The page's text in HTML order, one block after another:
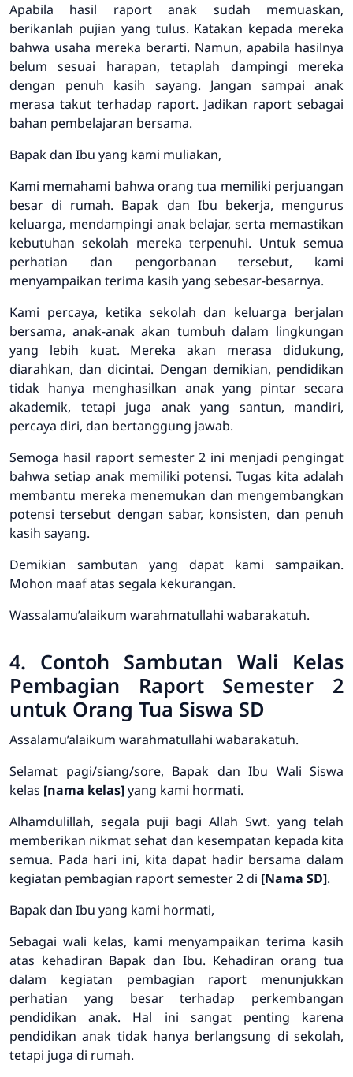
Apabila hasil raport anak sudah memuaskan,
berikanlah pujian yang tulus. Katakan kepada mereka
bahwa usaha mereka berarti. Namun, apabila hasilnya
belum sesuai harapan, tetaplah dampingi mereka
dengan penuh kasih sayang. Jangan sampai anak
merasa takut terhadap raport. Jadikan raport sebagai
bahan pembelajaran bersama.
Bapak dan Ibu yang kami muliakan,
Kami memahami bahwa orang tua memiliki perjuangan
besar di rumah. Bapak dan Ibu bekerja, mengurus
keluarga, mendampingi anak belajar, serta memastikan
kebutuhan sekolah mereka terpenuhi. Untuk semua
perhatian dan pengorbanan tersebut, kami
menyampaikan terima kasih yang sebesar-besarnya.
Kami percaya, ketika sekolah dan keluarga berjalan
bersama, anak-anak akan tumbuh dalam lingkungan
yang lebih kuat. Mereka akan merasa didukung,
diarahkan, dan dicintai. Dengan demikian, pendidikan
tidak hanya menghasilkan anak yang pintar secara
akademik, tetapi juga anak yang santun, mandiri,
percaya diri, dan bertanggung jawab.
Semoga hasil raport semester 2 ini menjadi pengingat
bahwa setiap anak memiliki potensi. Tugas kita adalah
membantu mereka menemukan dan mengembangkan
potensi tersebut dengan sabar, konsisten, dan penuh
kasih sayang.
Demikian sambutan yang dapat kami sampaikan.
Mohon maaf atas segala kekurangan.
Wassalamu’alaikum warahmatullahi wabarakatuh.
4. Contoh Sambutan Wali Kelas
Pembagian Raport Semester 2
untuk Orang Tua Siswa SD
Assalamu’alaikum warahmatullahi wabarakatuh.
Selamat pagi/siang/sore, Bapak dan Ibu Wali Siswa
kelas [nama kelas]yang kami hormati.
Alhamdulillah, segala puji bagi Allah Swt. yang telah
memberikan nikmat sehat dan kesempatan kepada kita
semua. Pada hari ini, kita dapat hadir bersama dalam
kegiatan pembagian raport semester 2 di [Nama SD].
Bapak dan Ibu yang kami hormati,
Sebagai wali kelas, kami menyampaikan terima kasih
atas kehadiran Bapak dan Ibu. Kehadiran orang tua
dalam kegiatan pembagian raport menunjukkan
perhatian yang besar terhadap perkembangan
pendidikan anak. Hal ini sangat penting karena
pendidikan anak tidak hanya berlangsung di sekolah,
tetapi juga di rumah.